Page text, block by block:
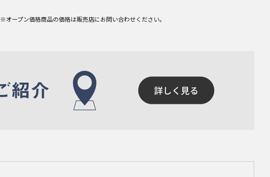
※オープン価格商品の価格は販売店にお問い合わせください。